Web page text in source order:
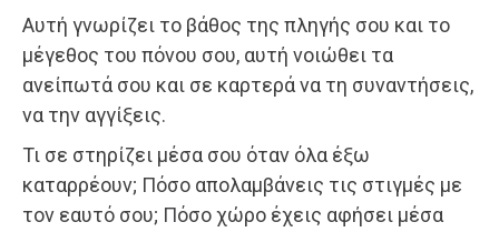
Αυτή γνωρίζει το βάθος της πληγής σου και το
μέγεθος του πόνου σου, αυτή νοιώθει τα
ανείπωτά σου και σε καρτερά να τη συναντήσεις,
να την αγγίξεις.
Τι σε στηρίζει μέσα σου όταν όλα έξω
καταρρέουν; Πόσο απολαμβάνεις τις στιγμές με
τον εαυτό σου; Πόσο χώρο έχεις αφήσει μέσα